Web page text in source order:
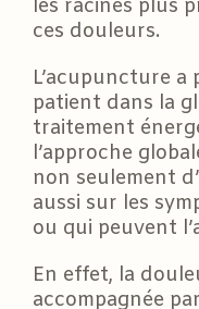
les racines plus
ces douleurs.
L’acupuncture
patient dans la
traitement
l’approche
non seulement
aussi sur les
ou qui peuvent
En effet, la
accompagnée